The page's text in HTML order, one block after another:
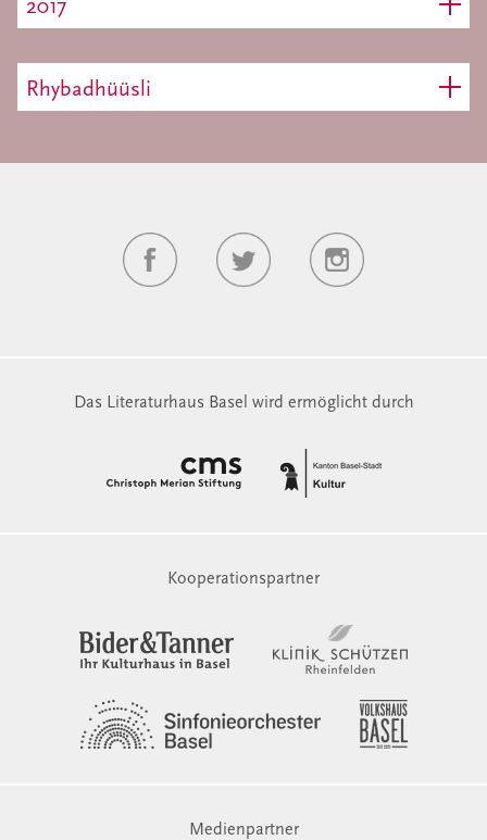
2017
Rhybadhüüsli
Das Literaturhaus Basel wird ermöglicht durch
Kooperationspartner
Medienpartner